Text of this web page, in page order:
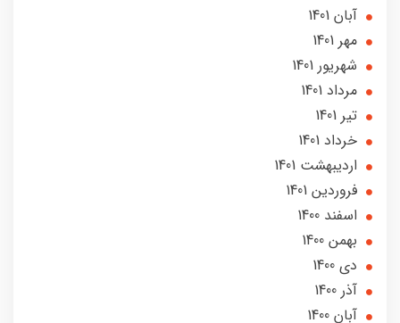
آبان 1401
مهر 1401
شهریور 1401
مرداد 1401
تير 1401
خرداد 1401
ارديبهشت 1401
فروردین 1401
اسفند 1400
بهمن 1400
دی 1400
آذر 1400
آبان 1400